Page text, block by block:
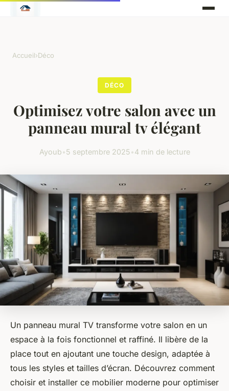
Accueil›Déco
DÉCO
Optimisez votre salon avec un
panneau mural tv élégant
Ayoub•5 septembre 2025•4 min de lecture
Un panneau mural TV transforme votre salon en un
espace à la fois fonctionnel et raffiné. Il libère de la
place tout en ajoutant une touche design, adaptée à
tous les styles et tailles d’écran. Découvrez comment
choisir et installer ce mobilier moderne pour optimiser